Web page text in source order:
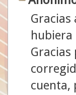
Gracias
hubiera
cuenta,